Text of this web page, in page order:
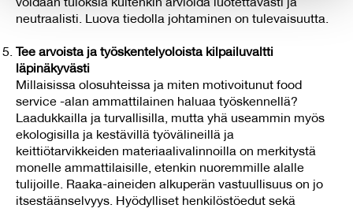
provided to them or that they’ve collected from your use
voidaan tuloksia kuitenkin arvioida luotettavasti ja
neutraalisti. Luova tiedolla johtaminen on tulevaisuutta.
Tee arvoista ja työskentelyoloista kilpailuvaltti
läpinäkyvästi
Millaisissa olosuhteissa ja miten motivoitunut food
service -alan ammattilainen haluaa työskennellä?
Laadukkailla ja turvallisilla, mutta yhä useammin myös
ekologisilla ja kestävillä työvälineillä ja
keittiötarvikkeiden materiaalivalinnoilla on merkitystä
monelle ammattilaisille, etenkin nuoremmille alalle
tulijoille. Raaka-aineiden alkuperän vastuullisuus on jo
itsestäänselvyys. Hyödylliset henkilöstöedut sekä